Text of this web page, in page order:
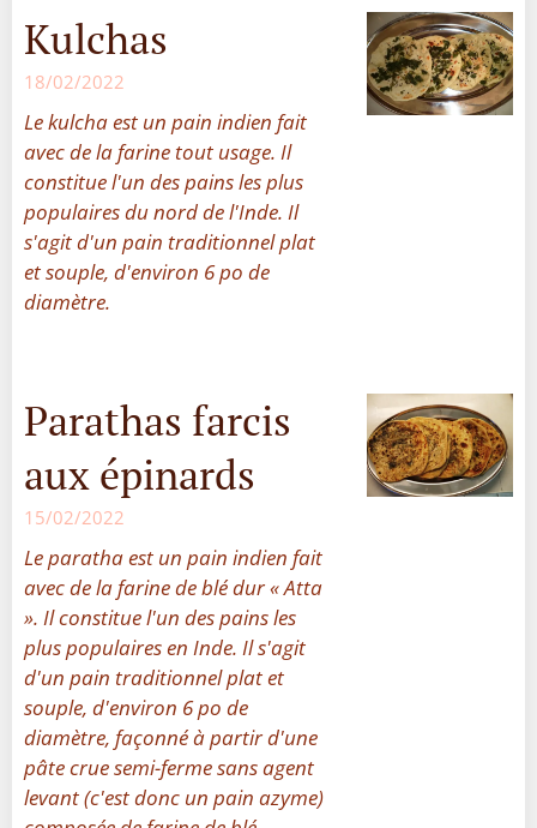
Kulchas
18/02/2022
Le kulcha est un pain indien fait
avec de la farine tout usage. Il
constitue l'un des pains les plus
populaires du nord de l'Inde. Il
s'agit d'un pain traditionnel plat
et souple, d'environ 6 po de
diamètre.
Parathas farcis
aux épinards
15/02/2022
Le paratha est un pain indien fait
avec de la farine de blé dur « Atta
». Il constitue l'un des pains les
plus populaires en Inde. Il s'agit
d'un pain traditionnel plat et
souple, d'environ 6 po de
diamètre, façonné à partir d'une
pâte crue semi-ferme sans agent
levant (c'est donc un pain azyme)